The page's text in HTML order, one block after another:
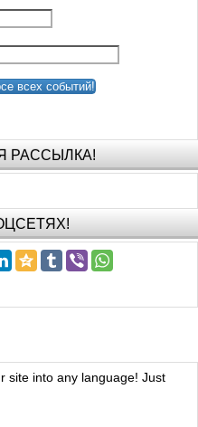
всех событий!
РАССЫЛКА!
site into any language! Just